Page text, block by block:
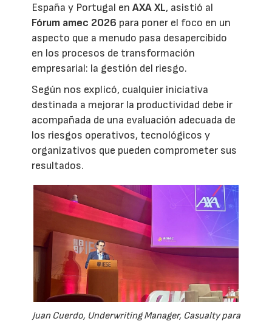
España y Portugal enAXA XL, asistió al
Fórum amec 2026 para poner el foco en un
aspecto que a menudo pasa desapercibido
en los procesos de transformación
empresarial: la gestión del riesgo.
Según nos explicó, cualquier iniciativa
destinada a mejorar la productividad debe ir
acompañada de una evaluación adecuada de
los riesgos operativos, tecnológicos y
organizativos que pueden comprometer sus
resultados.
Juan Cuerdo, Underwriting Manager, Casualty para